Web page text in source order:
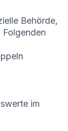
Behörde,
im